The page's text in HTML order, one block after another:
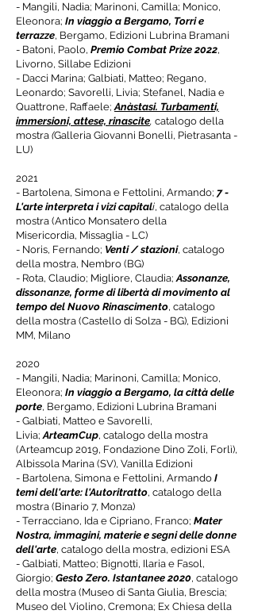
- Mangili, Nadia; Marinoni, Camilla; Monico,
Eleonora; In viaggio a Bergamo, Torri e
terrazze, Bergamo, Edizioni Lubrina Bramani
- Batoni, Paolo, Premio Combat Prize 2022,
Livorno, Sillabe Edizioni
- Dacci Marina; Galbiati, Matteo; Regano,
Leonardo; Savorelli, Livia; Stefanel, Nadia e
Quattrone, Raffaele;Anàstasi. Turbamenti,
immersioni, attese, rinascite​, catalogo della
mostra (Galleria Giovanni Bonelli, Pietrasanta -
LU)
2021
- Bartolena, Simona e Fettolini, Armando; 7 -
L'arte interpreta i vizi capitali, catalogo della
mostra (Antico Monsatero della
Misericordia, Missaglia - LC)
- Noris, Fernando; Venti / stazioni, catalogo
della mostra, Nembro (BG)
- Rota, Claudio; Migliore, Claudia;Assonanze,
dissonanze, forme di libertà di movimento al
tempo del Nuovo Rinascimento, catalogo
della mostra (Castello di Solza - BG), Edizioni
MM, Milano
2020
- Mangili, Nadia; Marinoni, Camilla; Monico,
Eleonora; In viaggio a Bergamo, la città delle
porte, Bergamo, Edizioni Lubrina Bramani
- Galbiati, Matteo e Savorelli,
Livia;ArteamCup, catalogo della mostra
(Arteamcup 2019, Fondazione Dino Zoli, Forlì),
Albissola Marina (SV), Vanilla Edizioni
- Bartolena, Simona e Fettolini, Armando I
temi dell'arte: l'Autoritratto, catalogo della
mostra (Binario 7, Monza)
- Terracciano, Ida e Cipriano, Franco; Mater
Nostra, immagini, materie e segni delle donne
dell'arte, catalogo della mostra, edizioni ESA
- Galbiati, Matteo; Bignotti, Ilaria e Fasol,
Giorgio; Gesto Zero. Istantanee 2020, catalogo
della mostra (Museo di Santa Giulia, Brescia;
Museo del Violino, Cremona; Ex Chiesa della